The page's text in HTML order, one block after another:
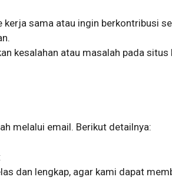
kerja sama atau ingin berkontribusi
kesalahan atau masalah pada
melalui email. Berikut detailnya:
dan lengkap, agar kami dapat